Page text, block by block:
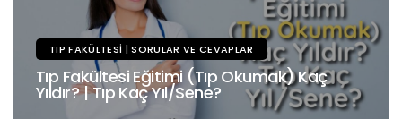
TIP FAKÜLTESI | SORULAR VE CEVAPLAR
Tıp Fakültesi Eğitimi (Tıp Okumak) Kaç
Yıldır? | Tıp Kaç Yıl/Sene?